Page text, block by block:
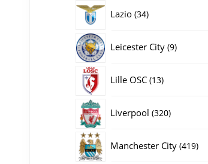
Lazio 3434
Leicester City 99
Lille OSC 1313
Liverpool 320320
Manchester City 419419